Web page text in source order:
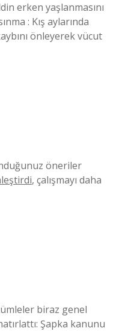
erken yaşlanmasını
: Kış aylarında
önleyerek vücut
öneriler
, çalışmayı daha
biraz genel
Şapka kanunu